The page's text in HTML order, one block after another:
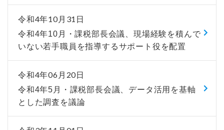
令和4年10月31日
令和4年10月・課税部長会議、現場経験を積んで
いない若手職員を指導するサポート役を配置
令和4年06月20日
令和4年5月・課税部長会議、データ活用を基軸
とした調査を議論